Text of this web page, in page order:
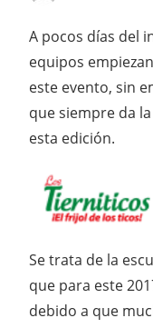
A pocos días del
equipos
este evento, sin
que siempre da
esta edición.
Se trata de la
que para este
debido a que